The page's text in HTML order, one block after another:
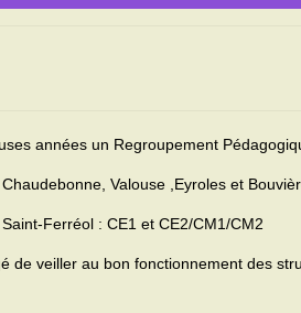
années un Regroupement
Valouse ,Eyroles et
Ferréol : CE1 et CE2/CM1/CM2
de veiller au bon fonctionnement des